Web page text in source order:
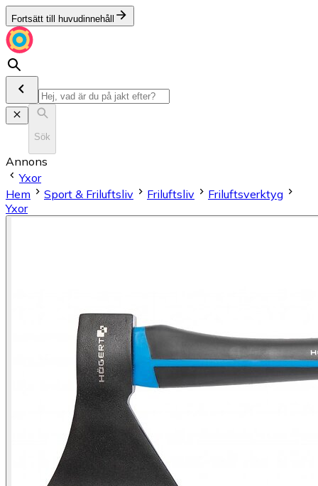
Fortsätt till huvudinnehåll
Sök
Annons
Yxor
Hem
Sport & Friluftsliv Friluftsliv
Friluftsverktyg
Yxor